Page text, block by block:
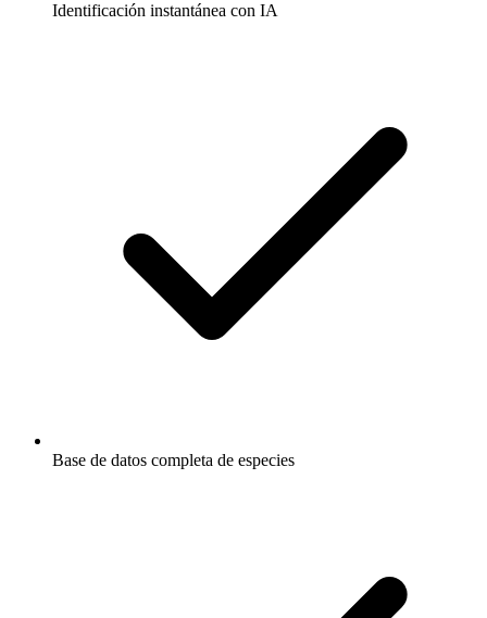
Identificación instantánea con IA
Base de datos completa de especies